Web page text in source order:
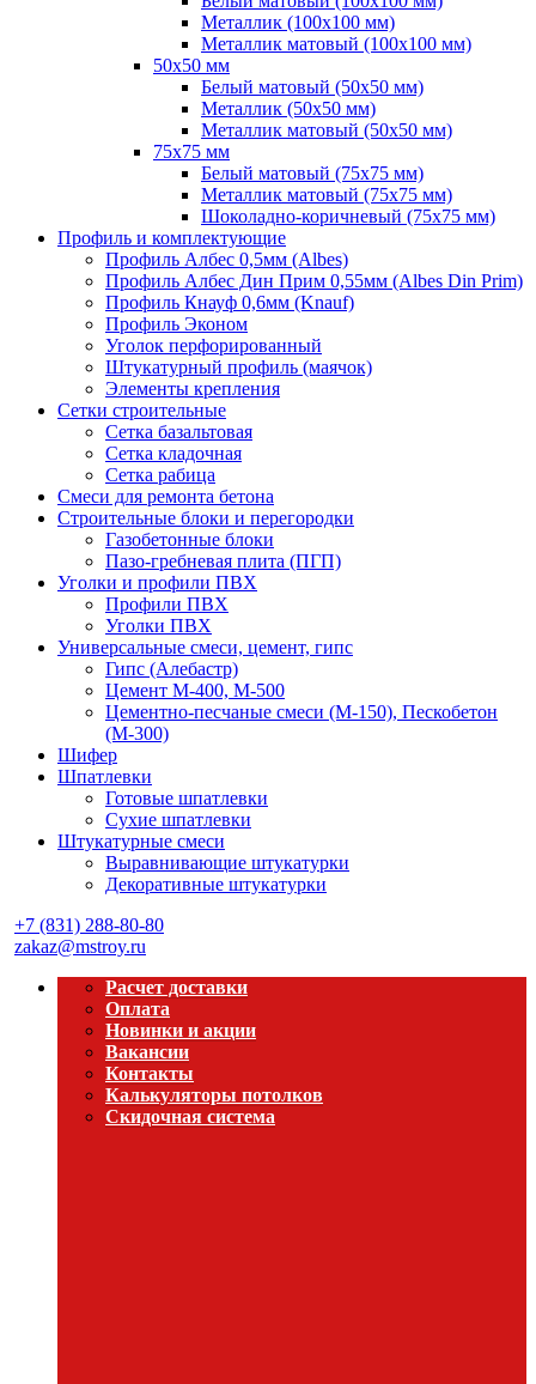
Металлик (100х100 мм)
Металлик матовый (100х100 мм)
50х50 мм
Белый матовый (50х50 мм)
Металлик (50х50 мм)
Металлик матовый (50х50 мм)
75х75 мм
Белый матовый (75х75 мм)
Металлик матовый (75х75 мм)
Шоколадно-коричневый (75х75 мм)
Профиль и комплектующие
Профиль Албес 0,5мм (Albes)
Профиль Албес Дин Прим 0,55мм (Albes Din Prim)
Профиль Кнауф 0,6мм (Knauf)
Профиль Эконом
Уголок перфорированный
Штукатурный профиль (маячок)
Элементы крепления
Сетки строительные
Сетка базальтовая
Сетка кладочная
Сетка рабица
Смеси для ремонта бетона
Строительные блоки и перегородки
Газобетонные блоки
Пазо-гребневая плита (ПГП)
Уголки и профили ПВХ
Профили ПВХ
Уголки ПВХ
Универсальные смеси, цемент, гипс
Гипс (Алебастр)
Цемент М-400, М-500
Цементно-песчаные смеси (М-150), Пескобетон
(М-300)
Шифер
Шпатлевки
Готовые шпатлевки
Сухие шпатлевки
Штукатурные смеси
Выравнивающие штукатурки
Декоративные штукатурки
+7 (831) 288-80-80
zakaz@mstroy.ru
Расчет доставки
Оплата
Новинки и акции
Вакансии
Контакты
Калькуляторы потолков
Скидочная система